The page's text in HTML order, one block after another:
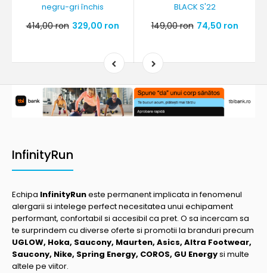
negru-gri închis
414,00 ron 329,00 ron
BLACK S'22
149,00 ron 74,50 ron
InfinityRun
Echipa InfinityRuneste permanent implicata in fenomenul
alergarii si intelege perfect necesitatea unui echipament
performant, confortabil si accesibil ca pret. O sa incercam sa
te surprindem cu diverse oferte si promotii la branduri precum
UGLOW, Hoka, Saucony, Maurten, Asics, Altra Footwear,
Saucony, Nike, Spring Energy, COROS, GU Energysi multe
altele pe viitor.